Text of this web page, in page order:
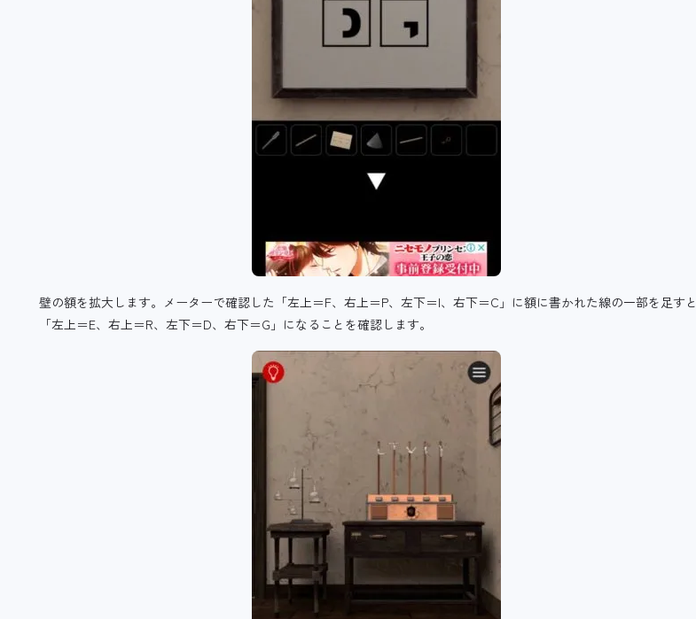
壁の額を拡大します。メーターで確認した「左上＝F、右上＝P、左下＝I、右下＝C」に額に書かれた線の一部を足すと
「左上＝E、右上＝R、左下＝D、右下＝G」になることを確認します。